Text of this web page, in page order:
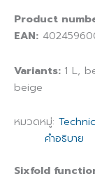
Product
EAN:
Variants: 1 L,
beige
หมวดหมู่:
คำอธิบาย
Sixfold